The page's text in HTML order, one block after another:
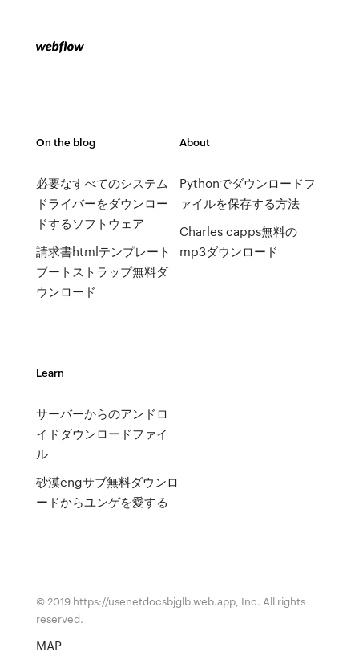
On the blog
必要なすべてのシステム
ドライバーをダウンロー
ドするソフトウェア
請求書htmlテンプレート
ブートストラップ無料ダ
ウンロード
About
Pythonでダウンロードフ
ァイルを保存する方法
Charles capps無料の
mp3ダウンロード
Learn
サーバーからのアンドロ
イドダウンロードファイ
ル
砂漠engサブ無料ダウンロ
ードからユンゲを愛する
© 2019 https://usenetdocsbjglb.web.app, Inc. All rights
reserved.
MAP